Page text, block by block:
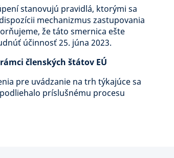
stanovujú pravidlá, ktorými sa
mechanizmus zastupovania
že táto smernica ešte
účinnosť 25. júna 2023.
členských štátov EÚ
pre uvádzanie na trh týkajúce sa
príslušnému procesu